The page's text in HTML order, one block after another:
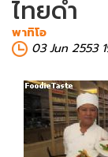
ไทยดำ
พาทิโอ
03 Jun 2553